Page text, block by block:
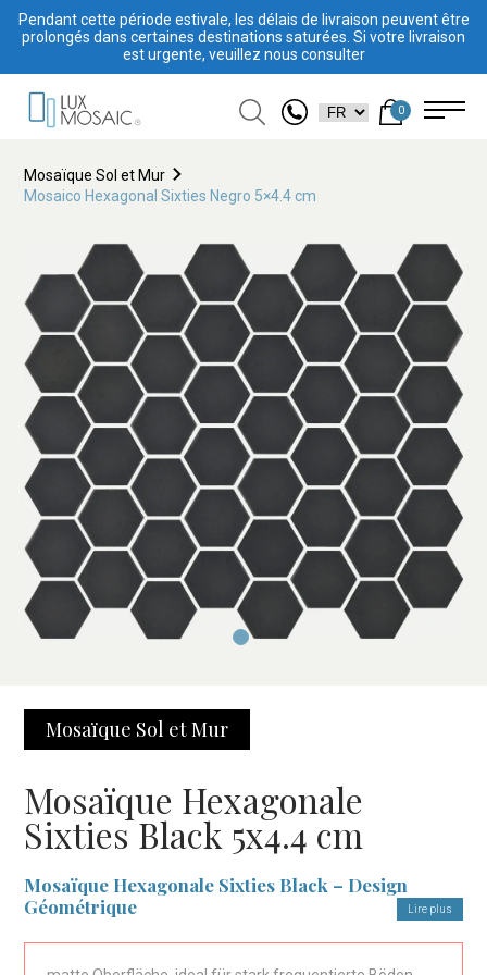
Pendant cette période estivale, les délais de livraison peuvent être
prolongés dans certaines destinations saturées. Si votre livraison
est urgente, veuillez nous consulter
0
Mosaïque Sol et Mur
Mosaico Hexagonal Sixties Negro 5×4.4 cm
Mosaïque Sol et Mur
Mosaïque Hexagonale
Sixties Black 5x4.4 cm
Mosaïque Hexagonale Sixties Black – Design
Géométrique
Lire plus